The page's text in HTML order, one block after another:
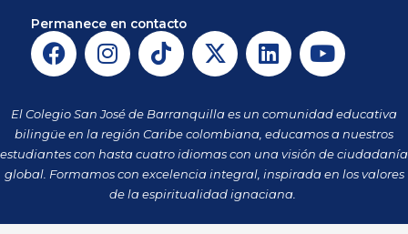
Permanece en contacto
F
a
e
b
o
o
I
n
t
a
g
r
a
m
T
i
t
o
k
X
-
w
i
t
t
e
r
L
i
k
e
d
i
n
Y
o
t
u
b
e
El Colegio San José de Barranquilla es un comunidad educativa
bilingüe en la región Caribe colombiana, educamos a nuestros
estudiantes con hasta cuatro idiomas con una visión de ciudadanía
global. Formamos con excelencia integral, inspirada en los valores
de la espiritualidad ignaciana.